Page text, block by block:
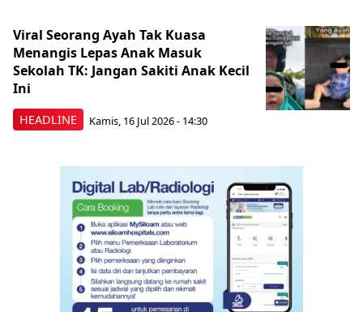
HEADLINE
Viral Seorang Ayah Tak Kuasa
Menangis Lepas Anak Masuk
Sekolah TK: Jangan Sakiti Anak Kecil
Ini
Kamis, 16 Jul 2026 - 14:30